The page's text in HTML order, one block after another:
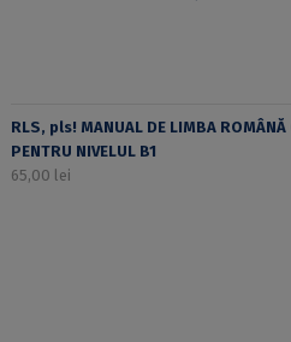
RLS, pls! MANUAL DE LIMBA ROMÂNĂ
PENTRU NIVELUL B1
65,00 lei